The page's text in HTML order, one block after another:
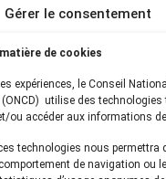
Gérer le consentement
de cookies
expériences, le Conseil
utilise des technologies
ou accéder aux informations
technologies nous permettra
de navigation ou
75761 Paris Cedex 16
01 44 34 78 80
courrier@oncd.org
Actualités
Presse